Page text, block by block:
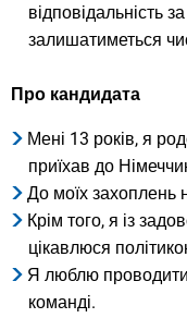
відповідальність
залишатиметься
Про кандидата
Мені 13 років, я
приїхав до
До моїх захоплень
Крім того, я із
цікавлюся
Я люблю
команді.